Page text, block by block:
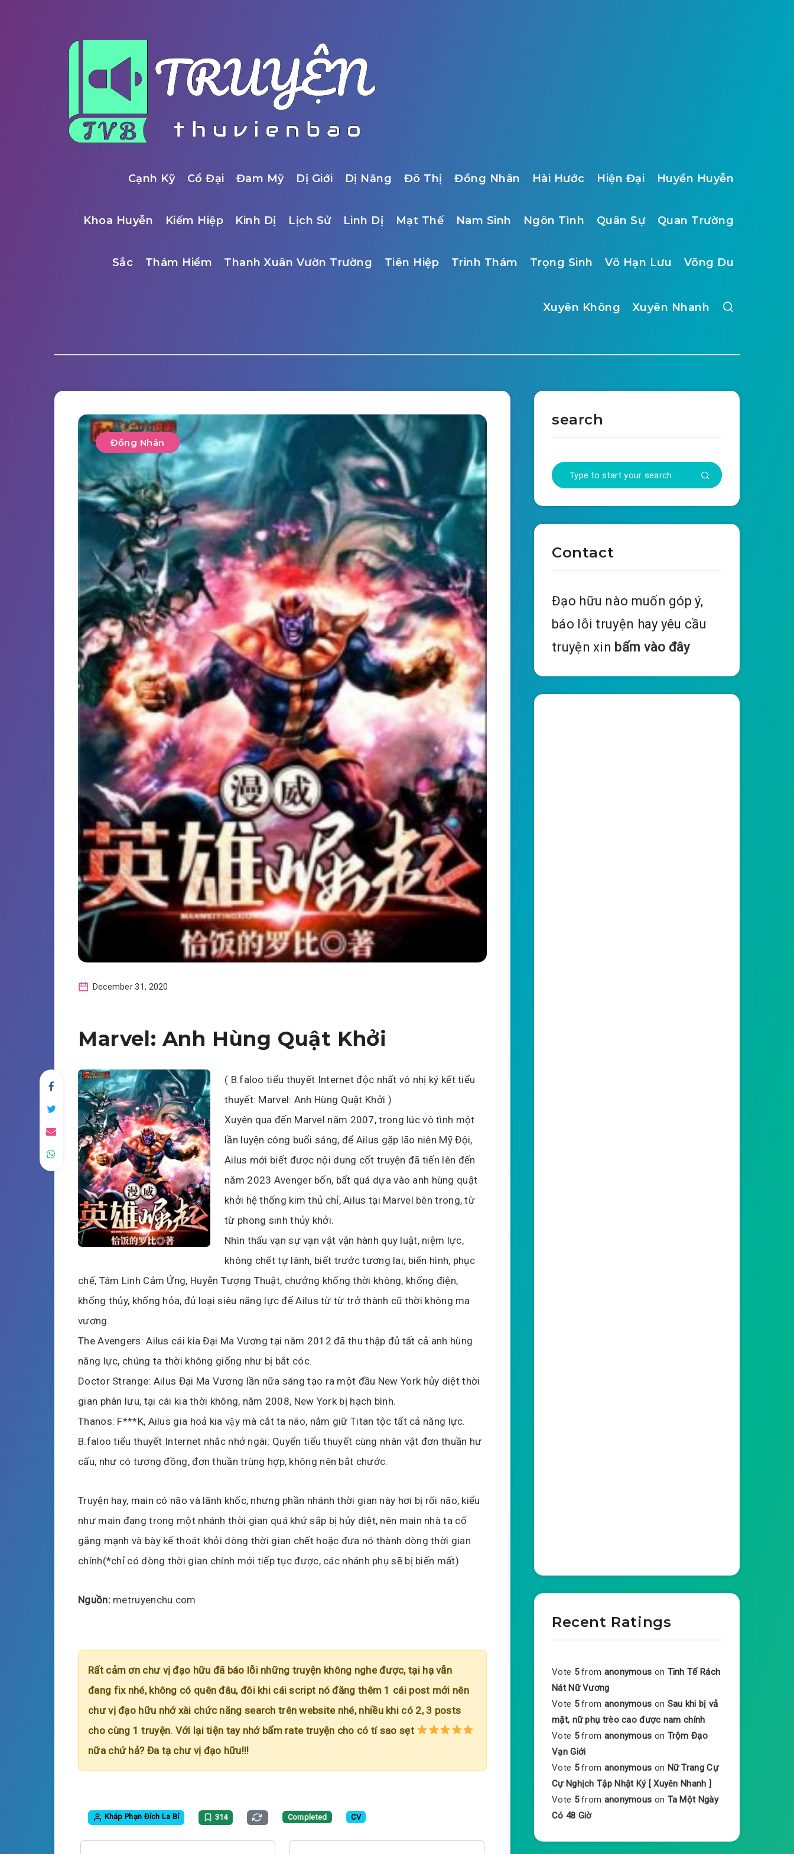
Cạnh Kỹ Cổ Đại Đam Mỹ Dị Giới Dị Năng Đô Thị Đồng Nhân Hài Hước Hiện Đại Huyền Huyễn
Khoa Huyễn Kiếm Hiệp Kinh Dị Lịch Sử Linh Dị Mạt Thế Nam Sinh Ngôn Tình Quân Sự Quan Trường
Sắc Thám Hiểm Thanh Xuân Vườn Trường Tiên Hiệp Trinh Thám Trọng Sinh Vô Hạn Lưu Võng Du
Xuyên Không Xuyên Nhanh
Đồng Nhân
December 31, 2020
Marvel: Anh Hùng Quật Khởi
( B.faloo tiểu thuyết Internet độc nhất vô nhị ký kết tiểu
thuyết: Marvel: Anh Hùng Quật Khởi )
Xuyên qua đến Marvel năm 2007, trong lúc vô tình một
lần luyện công buổi sáng, để Ailus gặp lão niên Mỹ Đội,
Ailus mới biết được nội dung cốt truyện đã tiến lên đến
năm 2023 Avenger bốn, bất quá dựa vào anh hùng quật
khởi hệ thống kim thủ chỉ, Ailus tại Marvel bên trong, từ
từ phong sinh thủy khởi.
Nhìn thấu vạn sự vạn vật vận hành quy luật, niệm lực,
không chết tự lành, biết trước tương lai, biến hình, phục
chế, Tâm Linh Cảm Ứng, Huyễn Tượng Thuật, chưởng khống thời không, khống điện,
khống thủy, khống hỏa, đủ loại siêu năng lực để Ailus từ từ trở thành cũ thời không ma
vương.
The Avengers: Ailus cái kia Đại Ma Vương tại năm 2012 đã thu thập đủ tất cả anh hùng
năng lực, chúng ta thời không giống như bị bắt cóc.
Doctor Strange: Ailus Đại Ma Vương lần nữa sáng tạo ra một đầu New York hủy diệt thời
gian phân lưu, tại cái kia thời không, năm 2008, New York bị hạch bình.
Thanos: F***K, Ailus gia hoả kia vậy mà cắt ta não, nắm giữ Titan tộc tất cả năng lực.
B.faloo tiểu thuyết Internet nhắc nhở ngài: Quyển tiểu thuyết cùng nhân vật đơn thuần hư
cấu, như có tương đồng, đơn thuần trùng hợp, không nên bắt chước.
Truyện hay, main có não và lãnh khốc, nhưng phần nhánh thời gian này hơi bị rối não, kiểu
như main đang trong một nhánh thời gian quá khứ sắp bị hủy diệt, nên main nhà ta cố
gắng mạnh và bày kế thoát khỏi dòng thời gian chết hoặc đưa nó thành dòng thời gian
chính(*chỉ có dòng thời gian chính mới tiếp tục được, các nhánh phụ sẽ bị biến mất)
Nguồn:metruyenchu.com
Rất cảm ơn chư vị đạo hữu đã báo lỗi những truyện không nghe được, tại hạ vẫn
đang fix nhé, không có quên đâu, đôi khi cái script nó đăng thêm 1 cái post mới nên
chư vị đạo hữu nhớ xài chức năng search trên website nhé, nhiều khi có 2, 3 posts
cho cùng 1 truyện. Với lại tiện tay nhớ bấm rate truyện cho có tí sao sẹt
nữa chứ hả? Đa tạ chư vị đạo hữu!!!
Kháp Phạn Đích La Bỉ 314 Completed CV
search
Contact
Đạo hữu nào muốn góp ý,
báo lỗi truyện hay yêu cầu
truyện xin bấm vào đây
Recent Ratings
Vote 5 from anonymous on Tinh Tế Rách
Nát Nữ Vương
Vote 5 from anonymous on Sau khi bị vả
mặt, nữ phụ trèo cao được nam chính
Vote 5 from anonymous on Trộm Đạo
Vạn Giới
Vote 5 from anonymous on Nữ Trang Cự
Cự Nghịch Tập Nhật Ký [ Xuyên Nhanh ]
Vote 5 from anonymous on Ta Một Ngày
Có 48 Giờ